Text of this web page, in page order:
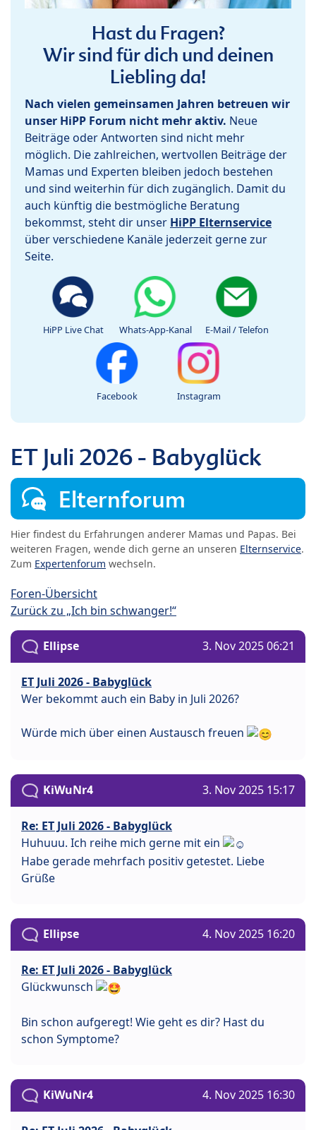
Hast du Fragen?
Wir sind für dich und deinen
Liebling da!
Nach vielen gemeinsamen Jahren betreuen wir
unser HiPP Forum nicht mehr aktiv. Neue
Beiträge oder Antworten sind nicht mehr
möglich. Die zahlreichen, wertvollen Beiträge der
Mamas und Experten bleiben jedoch bestehen
und sind weiterhin für dich zugänglich. Damit du
auch künftig die bestmögliche Beratung
bekommst, steht dir unser HiPP Elternservice
über verschiedene Kanäle jederzeit gerne zur
Seite.
HiPP Live Chat Whats-App-Kanal E-Mail / Telefon
Facebook Instagram
ET Juli 2026 - Babyglück
Elternforum
Hier findest du Erfahrungen anderer Mamas und Papas. Bei
weiteren Fragen, wende dich gerne an unseren Elternservice.
Zum Expertenforum wechseln.
Foren-Übersicht
Zurück zu „Ich bin schwanger!“
Ellipse 3. Nov 2025 06:21
ET Juli 2026 - Babyglück
Wer bekommt auch ein Baby in Juli 2026?
Würde mich über einen Austausch freuen
KiWuNr4 3. Nov 2025 15:17
Re: ET Juli 2026 - Babyglück
Huhuuu. Ich reihe mich gerne mit ein
Habe gerade mehrfach positiv getestet. Liebe
Grüße
Ellipse 4. Nov 2025 16:20
Re: ET Juli 2026 - Babyglück
Glückwunsch
Bin schon aufgeregt! Wie geht es dir? Hast du
schon Symptome?
KiWuNr4 4. Nov 2025 16:30